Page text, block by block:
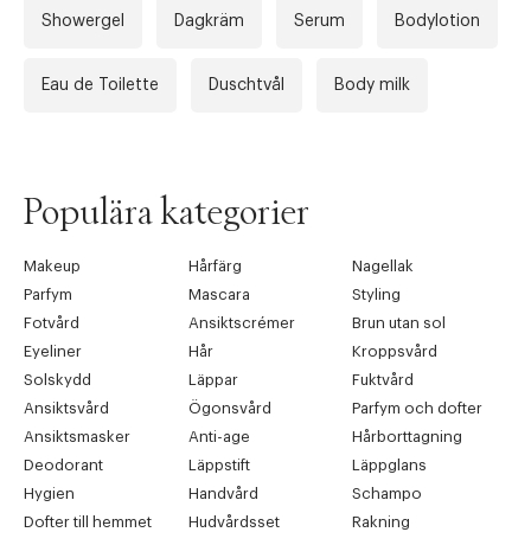
Showergel Dagkräm Serum Bodylotion
Eau de Toilette Duschtvål Body milk
Populära kategorier
Makeup Hårfärg
Nagellak
Parfym
Mascara
Styling
Fotvård
Ansiktscrémer
Brun utan sol
Eyeliner
Hår
Kroppsvård
Solskydd
Läppar
Fuktvård
Ansiktsvård
Ögonsvård
Parfym och dofter
Ansiktsmasker
Anti-age
Hårborttagning
Deodorant
Läppstift
Läppglans
Hygien
Handvård
Schampo
Dofter till hemmet
Hudvårdsset Rakning